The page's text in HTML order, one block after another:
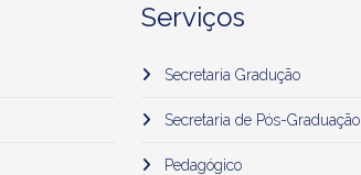
Serviços
Secretaria Gradução
Secretaria de Pós-Graduação
Pedagógico